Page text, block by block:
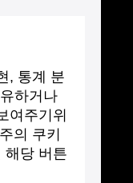
, 통계 분
하거나
여주기위
의 쿠키
해당 버튼